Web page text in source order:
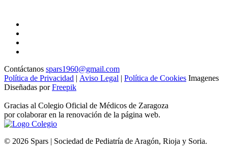
Contáctanos spars1960@gmail.com
Política de Privacidad | Aviso Legal | Política de Cookies Imagenes
Diseñadas porFreepik
Gracias al Colegio Oficial de Médicos de Zaragoza
por colaborar en la renovación de la página web.
© 2026 Spars | Sociedad de Pediatría de Aragón, Rioja y Soria.